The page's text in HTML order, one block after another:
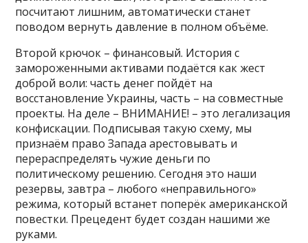
посчитают лишним, автоматически станет
поводом вернуть давление в полном объёме.
Второй крючок – финансовый. История с
замороженными активами подаётся как жест
доброй воли: часть денег пойдёт на
восстановление Украины, часть – на совместные
проекты. На деле – ВНИМАНИЕ! – это легализация
конфискации. Подписывая такую схему, мы
признаём право Запада арестовывать и
перераспределять чужие деньги по
политическому решению. Сегодня это наши
резервы, завтра – любого «неправильного»
режима, который встанет поперёк американской
повестки. Прецедент будет создан нашими же
руками.